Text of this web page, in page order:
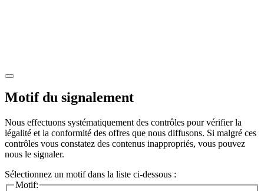
Motif du signalement
Nous effectuons systématiquement des contrôles pour vérifier la
légalité et la conformité des offres que nous diffusons. Si malgré ces
contrôles vous constatez des contenus inappropriés, vous pouvez
nous le signaler.
Sélectionnez un motif dans la liste ci-dessous :
Motif: